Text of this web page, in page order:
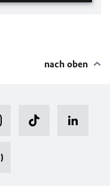
nach oben